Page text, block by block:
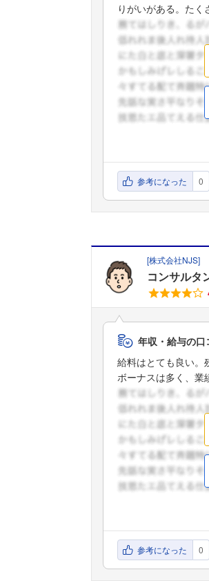
りがいがある。たく
参考になった 0
[株式会社NJS]
コンサルタ
年収・給与の口
給料はとても良い。
ボーナスは多く、業
参考になった 0